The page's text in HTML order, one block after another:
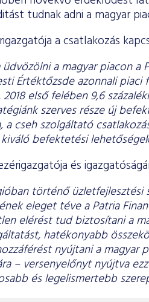
tudnak adni a magyar
a csatlakozás
a magyar piacon
Értéktőzsde azonnali piaci
első felében 9,6
szerves része új
cseh szolgáltató
befektetési
és
történő üzletfejlesztési
eleget téve a Patria
elérést tud biztosítani a
hatékonyabb
nyújtani a magyar
– versenyelőnyt nyújtva
és legelismertebb